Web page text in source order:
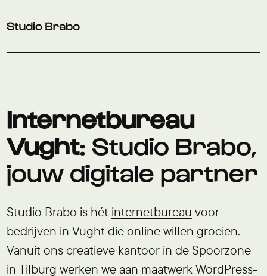
Internetbureau
Vught: Studio Brabo,
jouw digitale partner
Studio Brabo is hét internetbureau voor
bedrijven in Vught die online willen groeien.
Vanuit ons creatieve kantoor in de Spoorzone
in Tilburg werken we aan maatwerk WordPress-